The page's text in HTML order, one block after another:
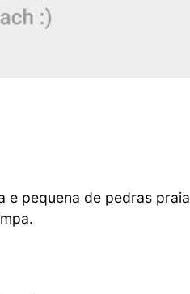
e pequena de pedras praia